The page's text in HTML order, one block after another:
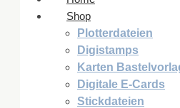
Shop
Plotterdateien
Digistamps
Karten
Digitale E-Cards
Stickdateien